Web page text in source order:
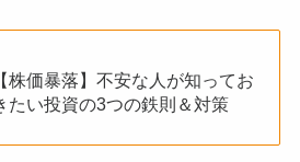
【株価暴落】不安な人が知ってお
たい投資の3つの鉄則＆対策